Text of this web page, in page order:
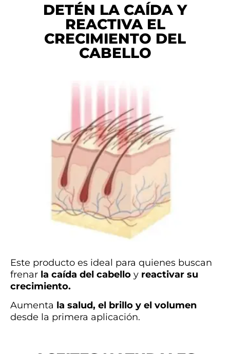
DETÉN LA CAÍDA Y
REACTIVA EL
CRECIMIENTO DEL
CABELLO
Este producto es ideal para quienes buscan
frenar la caída del cabello y reactivar su
crecimiento.
Aumenta la salud, el brillo y el volumen
desde la primera aplicación.